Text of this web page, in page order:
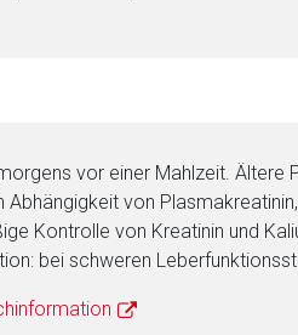
vor einer Mahlzeit. Ältere
Abhängigkeit von
Kontrolle von Kreatinin und
bei schweren